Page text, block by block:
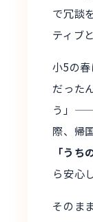
で冗談
ティブ
小5の
だった
う」——
際、帰
「うち
ら安心
そのま